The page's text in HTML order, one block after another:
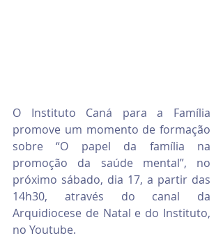
O Instituto Caná para a Família
promove um momento de formação
sobre “O papel da família na
promoção da saúde mental”, no
próximo sábado, dia 17, a partir das
14h30, através do canal da
Arquidiocese de Natal e do Instituto,
no Youtube.